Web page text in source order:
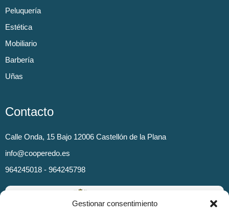
Gestionar consentimiento
Peluquería
Estética
Mobiliario
Barbería
Uñas
Contacto
Calle Onda, 15 Bajo 12006 Castellón de la Plana
info@cooperedo.es
964245018 - 964245798